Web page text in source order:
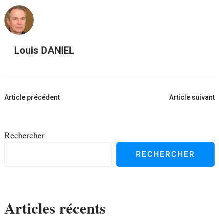
Louis DANIEL
Navigation
Article précédent Article suivant
Rechercher
RECHERCHER
Articles récents